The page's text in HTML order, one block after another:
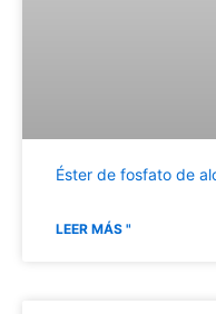
Éster de fosfato de
LEER MÁS "